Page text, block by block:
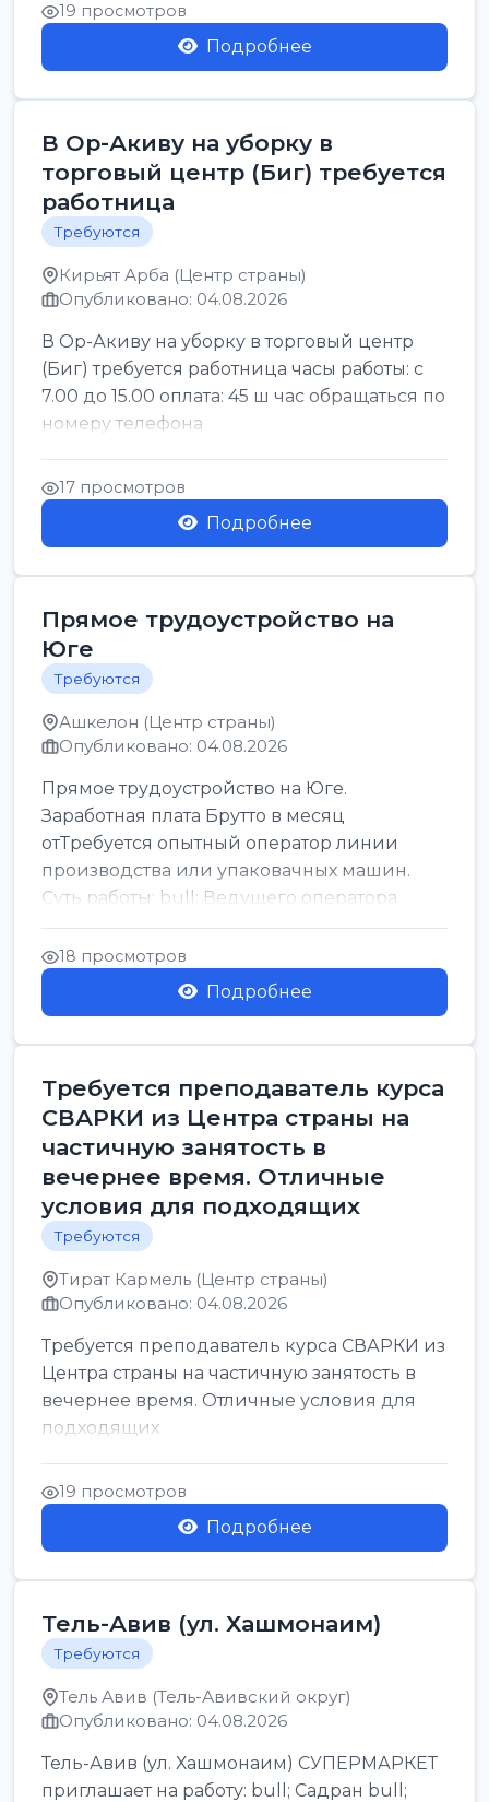
19 просмотров
Подробнее
В Ор-Акиву на уборку в
торговый центр (Биг) требуется
работница
Требуются
Кирьят Арба (Центр страны)
Опубликовано: 04.08.2026
В Ор-Акиву на уборку в торговый центр
(Биг) требуется работница часы работы: с
7.00 до 15.00 оплата: 45 ш час обращаться по
номеру телефона
17 просмотров
Подробнее
Прямое трудоустройство на
Юге
Требуются
Ашкелон (Центр страны)
Опубликовано: 04.08.2026
Прямое трудоустройство на Юге.
Заработная плата Брутто в месяц
отТребуется опытный оператор линии
производства или упаковачных машин.
Суть работы: bull; Ведущего оператора
линии. Запуск, контроль и по...
18 просмотров
Подробнее
Требуется преподаватель курса
СВАРКИ из Центра страны на
частичную занятость в
вечернее время. Отличные
условия для подходящих
Требуются
Тират Кармель (Центр страны)
Опубликовано: 04.08.2026
Требуется преподаватель курса СВАРКИ из
Центра страны на частичную занятость в
вечернее время. Отличные условия для
подходящих
19 просмотров
Подробнее
Тель-Авив (ул. Хашмонаим)
Требуются
Тель Авив (Тель-Авивский округ)
Опубликовано: 04.08.2026
Тель-Авив (ул. Хашмонаим) СУПЕРМАРКЕТ
приглашает на работу: bull; Садран bull;